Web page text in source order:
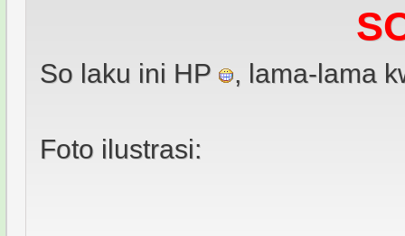
So laku ini HP , lama-lama
Foto ilustrasi: